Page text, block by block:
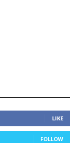
LIKE
FOLLOW